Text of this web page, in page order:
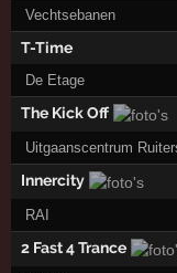
Vechtsebanen
T-Time
De Etage
The Kick Off
Uitgaanscentrum
Innercity
RAI
2 Fast 4 Trance